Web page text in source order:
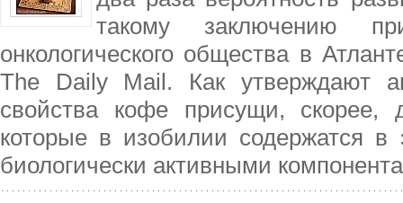
такому заключению
онкологического общества в
The Daily Mail. Как утверждают
свойства кофе присущи, скорее,
которые в изобилии содержатся
биологически активными